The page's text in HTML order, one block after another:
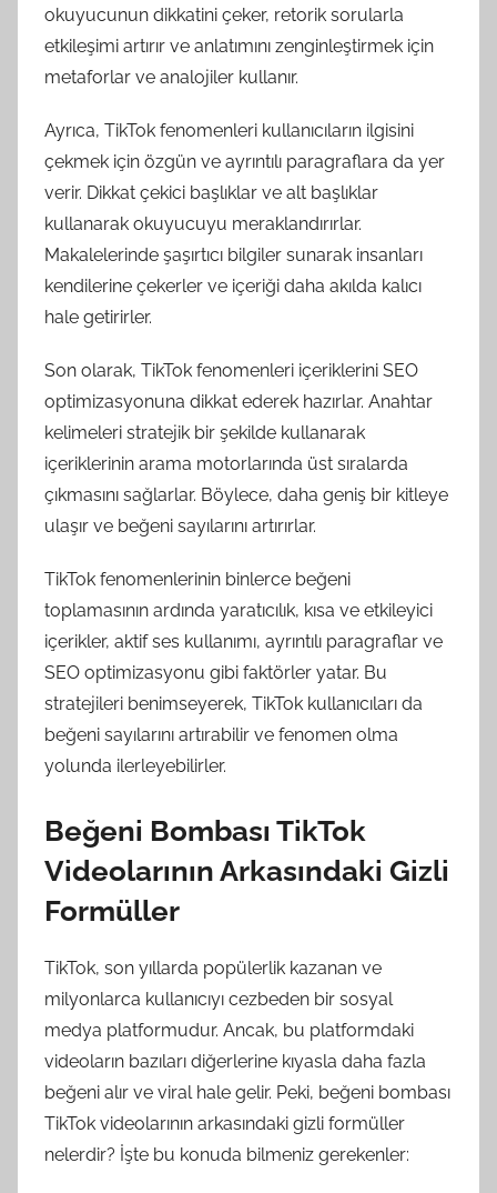
okuyucunun dikkatini çeker, retorik sorularla
etkileşimi artırır ve anlatımını zenginleştirmek için
metaforlar ve analojiler kullanır.
Ayrıca, TikTok fenomenleri kullanıcıların ilgisini
çekmek için özgün ve ayrıntılı paragraflara da yer
verir. Dikkat çekici başlıklar ve alt başlıklar
kullanarak okuyucuyu meraklandırırlar.
Makalelerinde şaşırtıcı bilgiler sunarak insanları
kendilerine çekerler ve içeriği daha akılda kalıcı
hale getirirler.
Son olarak, TikTok fenomenleri içeriklerini SEO
optimizasyonuna dikkat ederek hazırlar. Anahtar
kelimeleri stratejik bir şekilde kullanarak
içeriklerinin arama motorlarında üst sıralarda
çıkmasını sağlarlar. Böylece, daha geniş bir kitleye
ulaşır ve beğeni sayılarını artırırlar.
TikTok fenomenlerinin binlerce beğeni
toplamasının ardında yaratıcılık, kısa ve etkileyici
içerikler, aktif ses kullanımı, ayrıntılı paragraflar ve
SEO optimizasyonu gibi faktörler yatar. Bu
stratejileri benimseyerek, TikTok kullanıcıları da
beğeni sayılarını artırabilir ve fenomen olma
yolunda ilerleyebilirler.
Beğeni Bombası TikTok
Videolarının Arkasındaki Gizli
Formüller
TikTok, son yıllarda popülerlik kazanan ve
milyonlarca kullanıcıyı cezbeden bir sosyal
medya platformudur. Ancak, bu platformdaki
videoların bazıları diğerlerine kıyasla daha fazla
beğeni alır ve viral hale gelir. Peki, beğeni bombası
TikTok videolarının arkasındaki gizli formüller
nelerdir? İşte bu konuda bilmeniz gerekenler: